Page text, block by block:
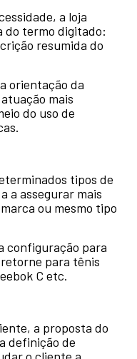
a loja
do termo digitado:
resumida do
orientação da
mais
do uso de
tipos de
a assegurar mais
ou mesmo tipo
configuração para
para tênis
C etc.
a proposta do
definição de